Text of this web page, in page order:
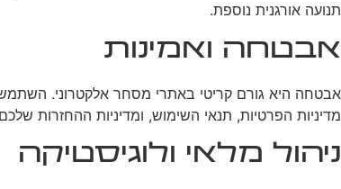
תנועה אורגנית נוספת.
אבטחה ואמינות
מדיניות הפרטיות, תנאי השימוש, ומדיניות ההחזרות
ניהול מלאי ולוגיסטיקה